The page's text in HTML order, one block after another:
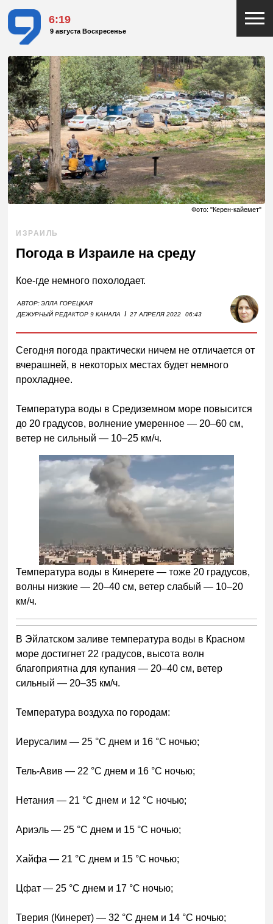
6:19
9 августа Воскресенье
Фото: "Керен-кайемет"
ИЗРАИЛЬ
Погода в Израиле на среду
Кое-где немного похолодает.
АВТОР:ЭЛЛА ГОРЕЦКАЯ
ДЕЖУРНЫЙ РЕДАКТОР 9 КАНАЛА
I 27 АПРЕЛЯ 2022 06:43
Сегодня погода практически ничем не отличается от
вчерашней, в некоторых местах будет немного
прохладнее.
Температура воды в Средиземном море повысится
до 20 градусов, волнение умеренное — 20–60 см,
ветер не сильный — 10–25 км/ч.
Температура воды в Кинерете — тоже 20 градусов,
волны низкие — 20–40 см, ветер слабый — 10–20
км/ч.
В Эйлатском заливе температура воды в Красном
море достигнет 22 градусов, высота волн
благоприятна для купания — 20–40 см, ветер
сильный — 20–35 км/ч.
Температура воздуха по городам:
Иерусалим — 25 °C днем и 16 °C ночью;
Тель-Авив — 22 °C днем и 16 °C ночью;
Нетания — 21 °C днем и 12 °C ночью;
Ариэль — 25 °C днем и 15 °C ночью;
Хайфа — 21 °C днем и 15 °C ночью;
Цфат — 25 °C днем и 17 °C ночью;
Тверия (Кинерет) — 32 °C днем и 14 °C ночью;